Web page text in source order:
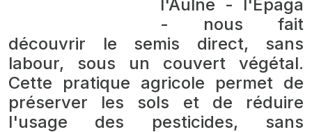
l'Aulne - l'Epaga
- nous fait
découvrir le semis direct, sans
labour, sous un couvert végétal.
Cette pratique agricole permet de
préserver les sols et de réduire
l'usage des pesticides, sans